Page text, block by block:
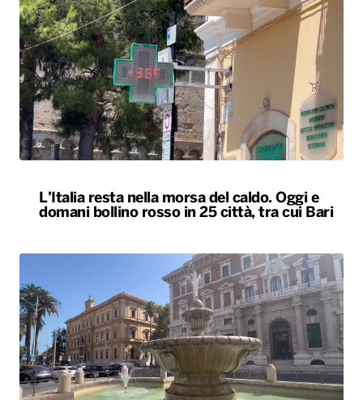
L’Italia resta nella morsa del caldo. Oggi e
domani bollino rosso in 25 città, tra cui Bari